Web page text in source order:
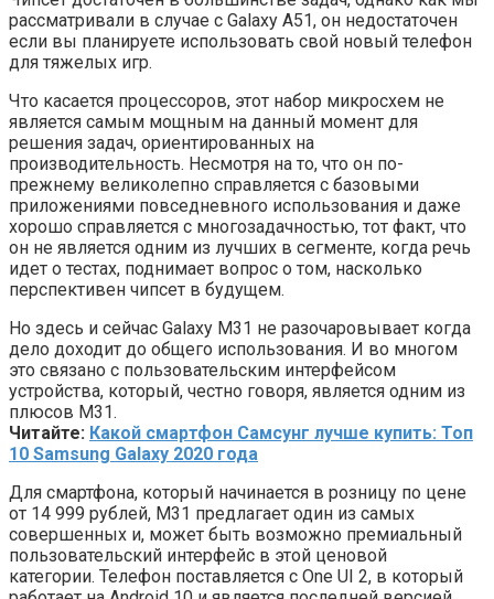
рассматривали в случае с Galaxy A51, он недостаточен
если вы планируете использовать свой новый телефон
для тяжелых игр.
Что касается процессоров, этот набор микросхем не
является самым мощным на данный момент для
решения задач, ориентированных на
производительность. Несмотря на то, что он по-
прежнему великолепно справляется с базовыми
приложениями повседневного использования и даже
хорошо справляется с многозадачностью, тот факт, что
он не является одним из лучших в сегменте, когда речь
идет о тестах, поднимает вопрос о том, насколько
перспективен чипсет в будущем.
Но здесь и сейчас Galaxy M31 не разочаровывает когда
дело доходит до общего использования. И во многом
это связано с пользовательским интерфейсом
устройства, который, честно говоря, является одним из
плюсов M31.
Читайте: Какой смартфон Самсунг лучше купить: Топ
10 Samsung Galaxy 2020 года
Для смартфона, который начинается в розницу по цене
от 14 999 рублей, M31 предлагает один из самых
совершенных и, может быть возможно премиальный
пользовательский интерфейс в этой ценовой
категории. Телефон поставляется с One UI 2, в который